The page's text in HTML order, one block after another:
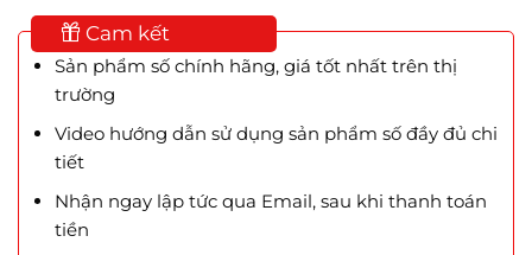
Cam kết
Sản phẩm số chính hãng, giá tốt nhất trên thị
trường
Video hướng dẫn sử dụng sản phẩm số đầy đủ chi
tiết
Nhận ngay lập tức qua Email, sau khi thanh toán
tiền